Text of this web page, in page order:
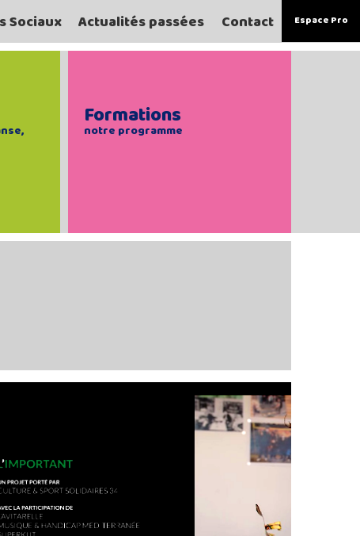
Espace Pro
Sociaux Actualités passées Contact
Formations
notre programme